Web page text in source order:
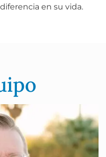
en su vida.